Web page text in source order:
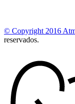
© Copyright 2016
reservados.